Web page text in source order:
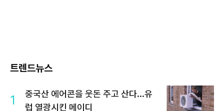
트렌드뉴스
1
중국산 에어콘을 웃돈 주고 산다...유
럽 열광시킨 메이디